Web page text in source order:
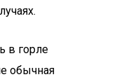
в горле
обычная